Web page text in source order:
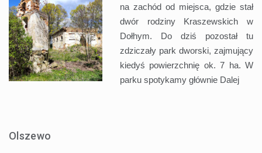
na zachód od miejsca, gdzie stał
dwór rodziny Kraszewskich w
Dołhym. Do dziś pozostał tu
zdziczały park dworski, zajmujący
kiedyś powierzchnię ok. 7 ha. W
parku spotykamy głównie Dalej
Olszewo